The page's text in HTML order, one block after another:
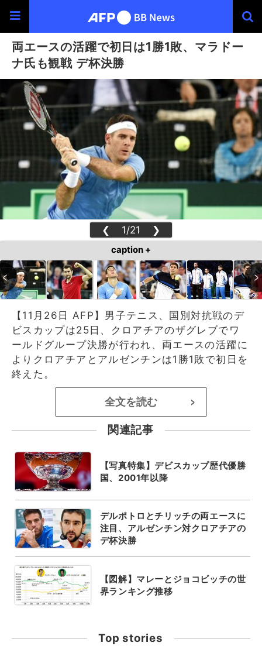
両エースの活躍で初日は1勝1敗、マラドー
ナ氏も観戦 デ杯決勝
❮ 1/21 ❯
caption +
【11月26日 AFP】男子テニス、国別対抗戦のデ
ビスカップは25日、クロアチアのザグレブでワ
ールドグループ決勝が行われ、両エースの活躍に
よりクロアチアとアルゼンチンは1勝1敗で初日を
終えた。
全文を読む >
関連記事
【写真特集】デビスカップ歴代優勝
国、2001年以降
デルポトロとチリッチの両エースに
注目、アルゼンチン対クロアチアの
デ杯決勝
【図解】マレーとジョコビッチの世
界ランキング推移
Top stories